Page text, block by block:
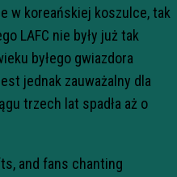
w koreańskiej koszulce, tak
LAFC nie były już tak
byłego gwiazdora
jednak zauważalny dla
trzech lat spadła aż o
and fans chanting